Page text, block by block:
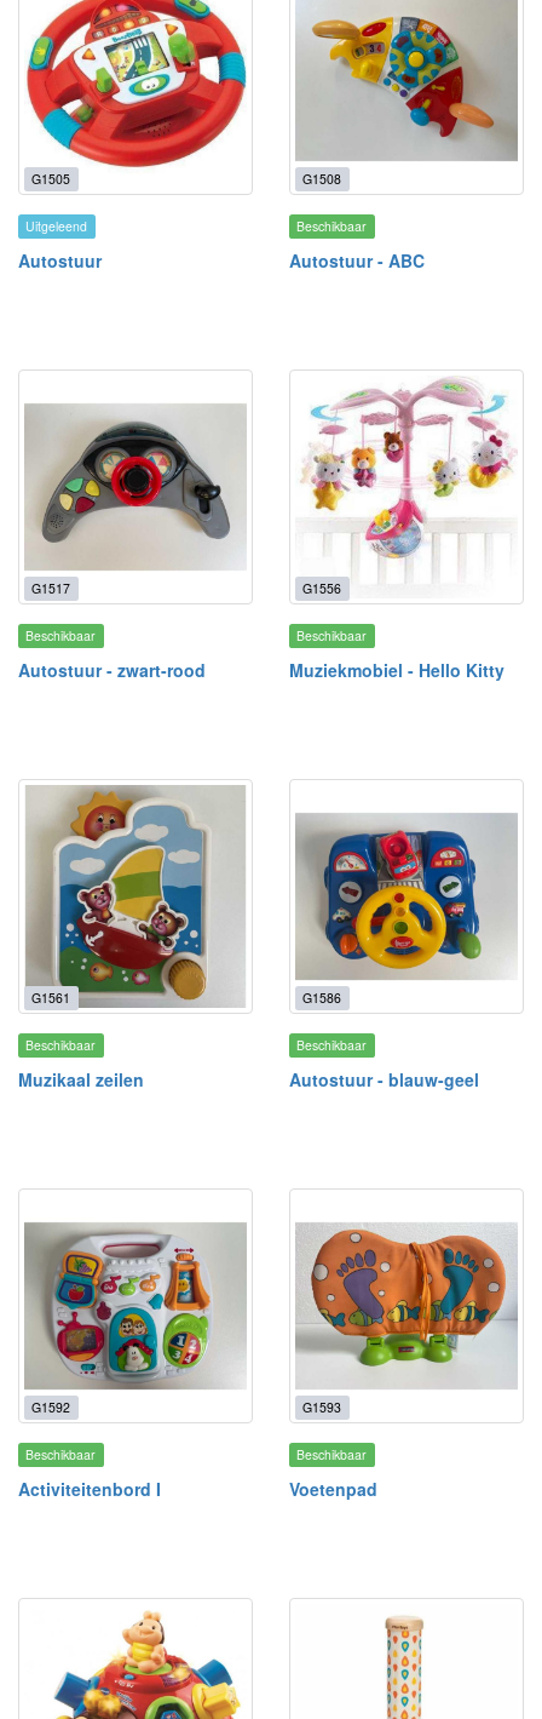
G1505
Uitgeleend
Autostuur
G1508
Beschikbaar
Autostuur - ABC
G1517
Beschikbaar
Autostuur - zwart-rood
G1556
Beschikbaar
Muziekmobiel - Hello Kitty
G1561
Beschikbaar
Muzikaal zeilen
G1586
Beschikbaar
Autostuur - blauw-geel
G1592
Beschikbaar
Activiteitenbord I
G1593
Beschikbaar
Voetenpad